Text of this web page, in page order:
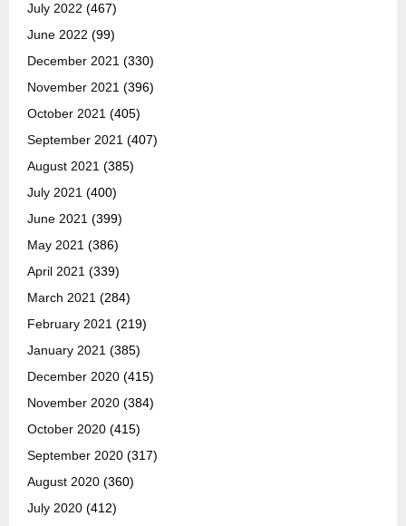
July 2022 (467)
June 2022 (99)
December 2021 (330)
November 2021 (396)
October 2021 (405)
September 2021 (407)
August 2021 (385)
July 2021 (400)
June 2021 (399)
May 2021 (386)
April 2021 (339)
March 2021 (284)
February 2021 (219)
January 2021 (385)
December 2020 (415)
November 2020 (384)
October 2020 (415)
September 2020 (317)
August 2020 (360)
July 2020 (412)